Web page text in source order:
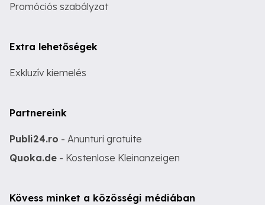
Promóciós szabályzat
Extra lehetőségek
Exkluzív kiemelés
Partnereink
Publi24.ro - Anunturi gratuite
Quoka.de - Kostenlose Kleinanzeigen
Kövess minket a közösségi médiában